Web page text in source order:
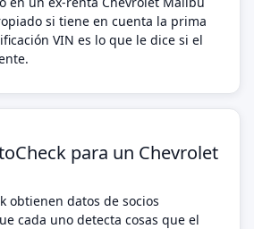
si tiene en cuenta la prima
VIN es lo que le dice si el
para un Chevrolet
obtienen datos de socios
cada uno detecta cosas que el